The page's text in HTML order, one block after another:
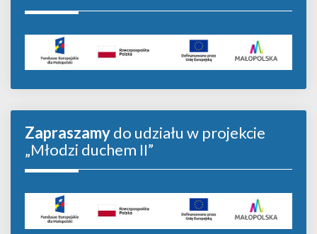
Zapraszamydo udziału w projekcie
„Młodzi duchem II”